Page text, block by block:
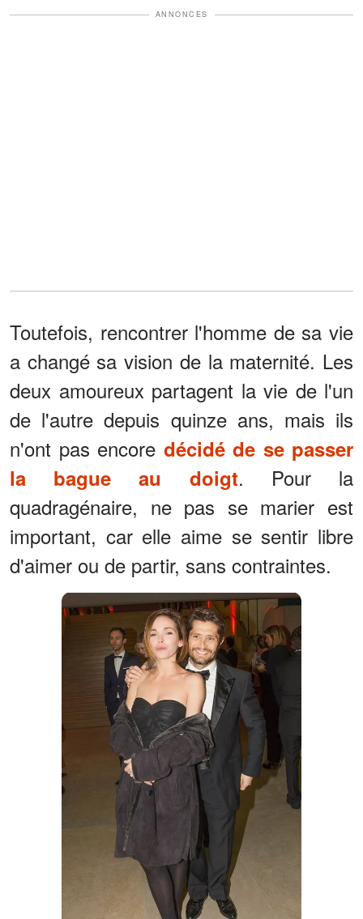
ANNONCES
Toutefois, rencontrer l'homme de sa vie
a changé sa vision de la maternité. Les
deux amoureux partagent la vie de l'un
de l'autre depuis quinze ans, mais ils
n'ont pas encore décidé de se passer
la bague au doigt. Pour la
quadragénaire, ne pas se marier est
important, car elle aime se sentir libre
d'aimer ou de partir, sans contraintes.